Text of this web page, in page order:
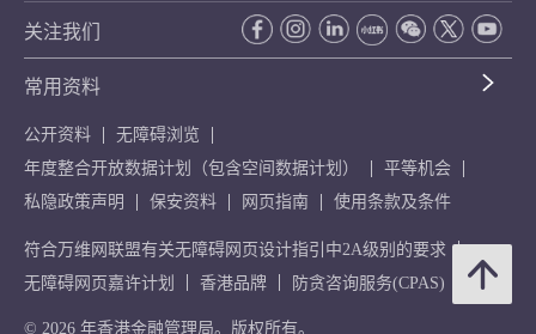
关注我们
常用资料
公开资料
无障碍浏览
年度整合开放数据计划（包含空间数据计划）
平等机会
私隐政策声明
保安资料 网页指南 使用条款及条件
符合万维网联盟有关无障碍网页设计指引中2A级别的要求
无障碍网页嘉许计划
香港品牌 防贪咨询服务(CPAS)
© 2026 年香港金融管理局。版权所有。